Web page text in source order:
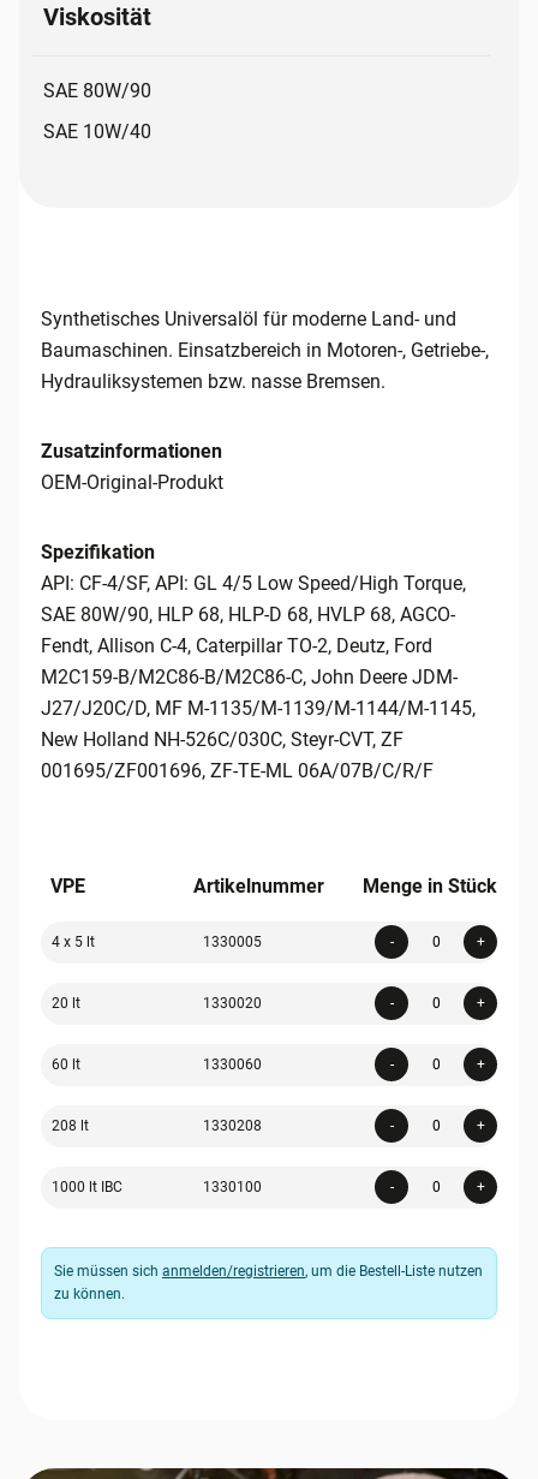
Viskosität
SAE 80W/90
SAE 10W/40
Synthetisches Universalöl für moderne Land- und
Baumaschinen. Einsatzbereich in Motoren-, Getriebe-,
Hydrauliksystemen bzw. nasse Bremsen.
Zusatzinformationen
OEM-Original-Produkt
Spezifikation
API: CF-4/SF, API: GL 4/5 Low Speed/High Torque,
SAE 80W/90, HLP 68, HLP-D 68, HVLP 68, AGCO-
Fendt, Allison C-4, Caterpillar TO-2, Deutz, Ford
M2C159-B/M2C86-B/M2C86-C, John Deere JDM-
J27/J20C/D, MF M-1135/M-1139/M-1144/M-1145,
New Holland NH-526C/030C, Steyr-CVT, ZF
001695/ZF001696, ZF-TE-ML 06A/07B/C/R/F
VPE Artikelnummer Menge in Stück
4 x 5 lt 1330005 - +
20 lt 1330020 - +
60 lt 1330060 - +
208 lt 1330208 - +
1000 lt IBC 1330100 - +
Sie müssen sich anmelden/registrieren, um die Bestell-Liste nutzen
zu können.